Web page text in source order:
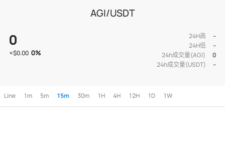
AGI/USDT
0
≈$0.00 0%
24H高
--
24H低
--
24h成交量(AGI)
0
24h成交量(USDT)
--
Line 1m 5m 15m 30m 1H 4H 12H 1D 1W